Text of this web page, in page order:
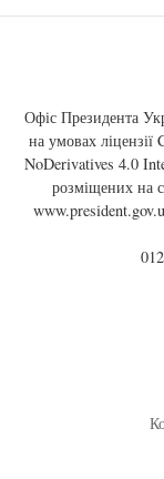
Офіс Президента
на умовах ліцензії
NoDerivatives 4.0
розміщених на